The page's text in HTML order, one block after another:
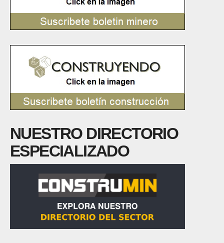
NUESTRO DIRECTORIO
ESPECIALIZADO